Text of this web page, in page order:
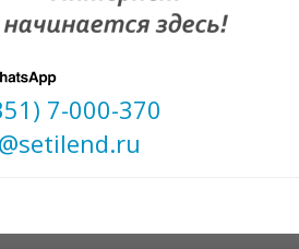
7-000-370